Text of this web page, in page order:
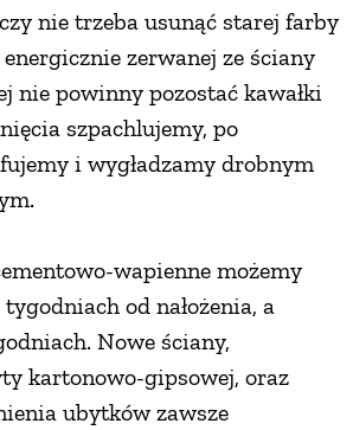
nie trzeba usunąć starej farby
zerwanej ze ściany
nie powinny pozostać kawałki
szpachlujemy, po
i wygładzamy drobnym
wapienne możemy
od nałożenia, a
Nowe ściany,
kartonowo-gipsowej, oraz
ubytków zawsze